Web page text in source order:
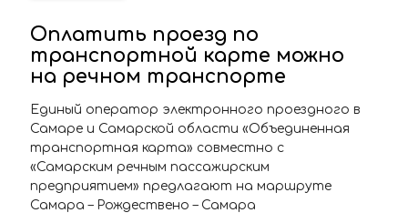
Оплатить проезд по
транспортной карте можно
на речном транспорте
Единый оператор электронного проездного в
Самаре и Самарской области «Объединенная
транспортная карта» совместно с
«Самарским речным пассажирским
предприятием» предлагают на маршруте
Самара – Рождествено – Самара